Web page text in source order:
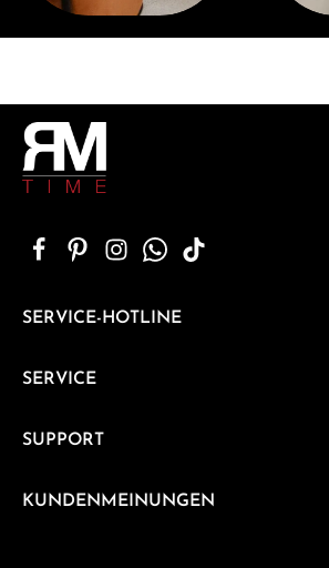
SERVICE-HOTLINE
SERVICE
SUPPORT
KUNDENMEINUNGEN